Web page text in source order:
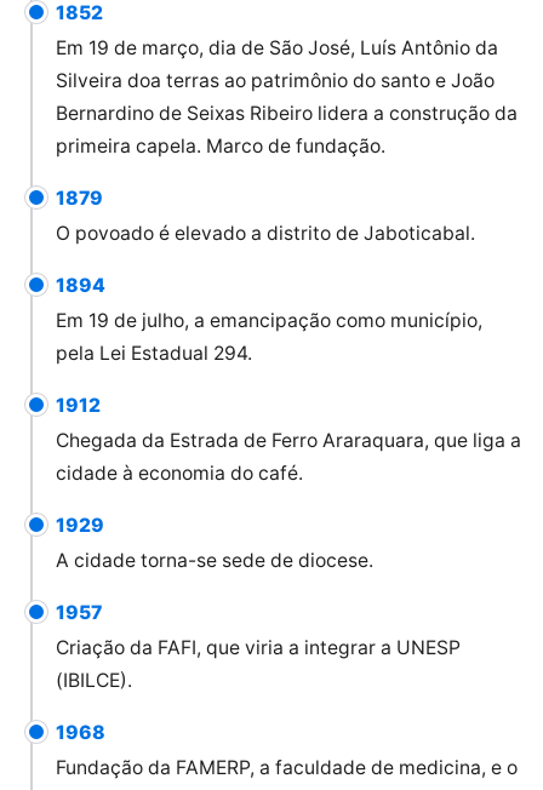
1852
Em 19 de março, dia de São José, Luís Antônio da
Silveira doa terras ao patrimônio do santo e João
Bernardino de Seixas Ribeiro lidera a construção da
primeira capela. Marco de fundação.
1879
O povoado é elevado a distrito de Jaboticabal.
1894
Em 19 de julho, a emancipação como município,
pela Lei Estadual 294.
1912
Chegada da Estrada de Ferro Araraquara, que liga a
cidade à economia do café.
1929
A cidade torna-se sede de diocese.
1957
Criação da FAFI, que viria a integrar a UNESP
(IBILCE).
1968
Fundação da FAMERP, a faculdade de medicina, e o